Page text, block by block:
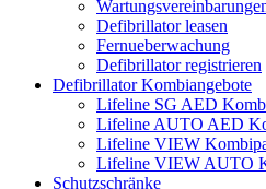
Defibrillator leasen
Fernueberwachung
Defibrillator registrieren
Defibrillator Kombiangebote
Lifeline SG AED
Lifeline AUTO AED
Lifeline VIEW
Lifeline VIEW AUTO
Schutzschränke